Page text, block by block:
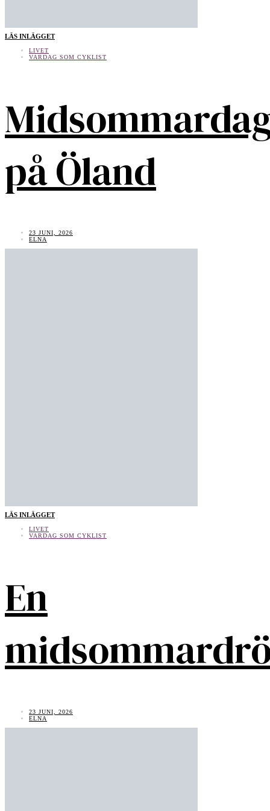
LÄS INLÄGGET
LIVET
VARDAG SOM CYKLIST
på Öland
23 JUNI, 2026
ELNA
LÄS INLÄGGET
LIVET
VARDAG SOM CYKLIST
En
23 JUNI, 2026
ELNA